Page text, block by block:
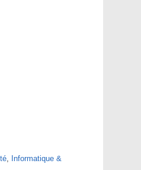
, Informatique &